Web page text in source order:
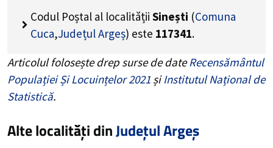
Codul Poștal al localității Sinești (Comuna
Cuca,Județul Argeș) este 117341.
Articolul folosește drep surse de dateRecensământul
Populației Și Locuințelor 2021 șiInstitutul Național de
Statistică.
Alte localități dinJudețul Argeș